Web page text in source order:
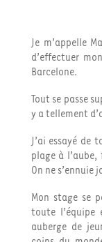
Je m’appelle
d’effectuer
Barcelone.
Tout se passe
y a tellement
J’ai essayé
plage à
On ne s’ennuie
Mon stage se
toute l’équipe
auberge de